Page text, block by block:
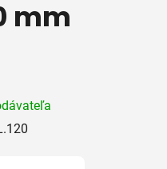
mm